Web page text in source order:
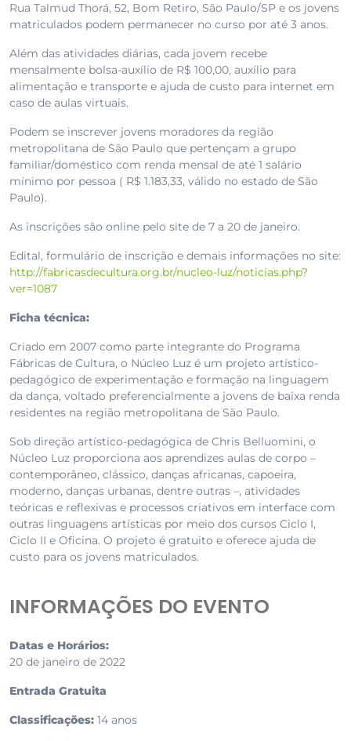
Rua Talmud Thorá, 52, Bom Retiro, São Paulo/SP e os jovens
matriculados podem permanecer no curso por até 3 anos.
Além das atividades diárias, cada jovem recebe
mensalmente bolsa-auxílio de R$ 100,00, auxílio para
alimentação e transporte e ajuda de custo para internet em
caso de aulas virtuais.
Podem se inscrever jovens moradores da região
metropolitana de São Paulo que pertençam a grupo
familiar/doméstico com renda mensal de até 1 salário
mínimo por pessoa ( R$ 1.183,33, válido no estado de São
Paulo).
As inscrições são online pelo site de 7 a 20 de janeiro.
Edital, formulário de inscrição e demais informações no site:
http://fabricasdecultura.org.br/nucleo-luz/noticias.php?
ver=1087
Ficha técnica:
Criado em 2007 como parte integrante do Programa
Fábricas de Cultura, o Núcleo Luz é um projeto artístico-
pedagógico de experimentação e formação na linguagem
da dança, voltado preferencialmente a jovens de baixa renda
residentes na região metropolitana de São Paulo.
Sob direção artístico-pedagógica de Chris Belluomini, o
Núcleo Luz proporciona aos aprendizes aulas de corpo –
contemporâneo, clássico, danças africanas, capoeira,
moderno, danças urbanas, dentre outras –, atividades
teóricas e reflexivas e processos criativos em interface com
outras linguagens artísticas por meio dos cursos Ciclo I,
Ciclo II e Oficina. O projeto é gratuito e oferece ajuda de
custo para os jovens matriculados.
INFORMAÇÕES DO EVENTO
Datas e Horários:
20 de janeiro de 2022
Entrada Gratuita
Classificações: 14 anos